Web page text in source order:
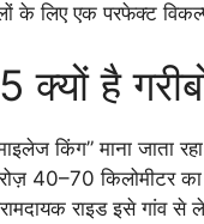
के लिए एक परफेक्ट
है
किंग” माना जाता
40–70 किलोमीटर
राइड इसे गांव से